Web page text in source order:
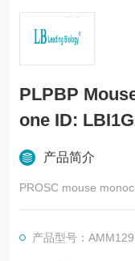
PLPBP
one ID:
产品简介
PROSC mouse
产品型号：